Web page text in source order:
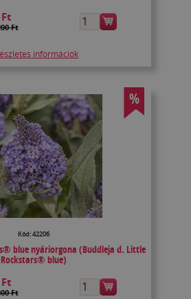
Ft
információk
%
Kód: 42206
blue nyáriorgona (Buddleja d. Little
Rockstars® blue)
Ft